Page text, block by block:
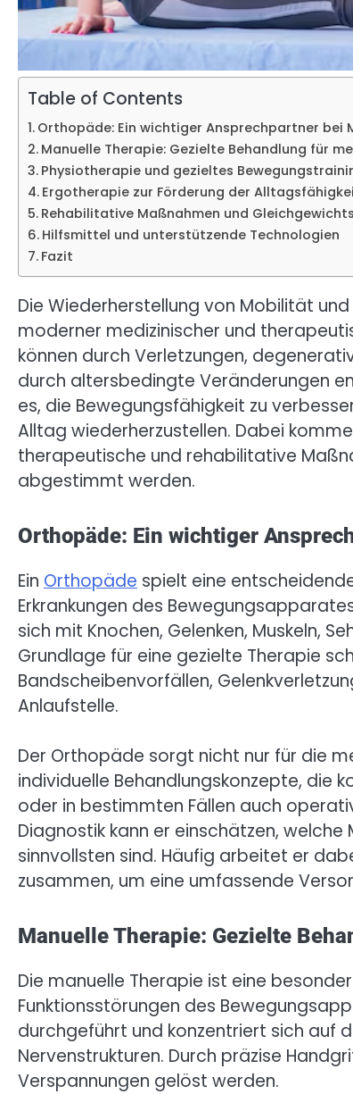
Table of Contents
Orthopäde: Ein wichtiger Ansprechpartner bei
Manuelle Therapie: Gezielte Behandlung für
Physiotherapie und gezieltes
Ergotherapie zur Förderung der
Rehabilitative Maßnahmen und
Hilfsmittel und unterstützende Technologien
Fazit
Die Wiederherstellung von Mobilität
moderner medizinischer und
können durch Verletzungen,
durch altersbedingte Veränderungen
es, die Bewegungsfähigkeit zu
Alltag wiederherzustellen. Dabei
therapeutische und rehabilitative
abgestimmt werden.
Orthopäde: Ein wichtiger
Ein Orthopäde spielt eine
Erkrankungen des
sich mit Knochen, Gelenken, Muskeln,
Grundlage für eine gezielte Therapie
Bandscheibenvorfällen,
Anlaufstelle.
Der Orthopäde sorgt nicht nur für die
individuelle Behandlungskonzepte, die
oder in bestimmten Fällen auch
Diagnostik kann er einschätzen,
sinnvollsten sind. Häufig arbeitet er
zusammen, um eine umfassende
Manuelle Therapie: Gezielte
Die manuelle Therapie ist eine
Funktionsstörungen des
durchgeführt und konzentriert sich auf
Nervenstrukturen. Durch präzise
Verspannungen gelöst werden.